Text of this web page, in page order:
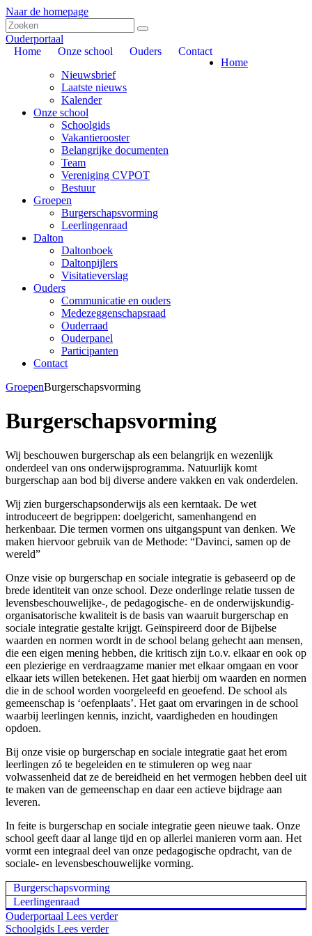
Naar de homepage
Ouderportaal
Home
Onze school Ouders
Contact
Home
Nieuwsbrief
Laatste nieuws
Kalender
Onze school
Schoolgids
Vakantierooster
Belangrijke documenten
Team
Vereniging CVPOT
Bestuur
Groepen
Burgerschapsvorming
Leerlingenraad
Dalton
Daltonboek
Daltonpijlers
Visitatieverslag
Ouders
Communicatie en ouders
Medezeggenschapsraad
Ouderraad
Ouderpanel
Participanten
Contact
GroepenBurgerschapsvorming
Burgerschapsvorming
Wij beschouwen burgerschap als een belangrijk en wezenlijk
onderdeel van ons onderwijsprogramma. Natuurlijk komt
burgerschap aan bod bij diverse andere vakken en vak onderdelen.
Wij zien burgerschapsonderwijs als een kerntaak. De wet
introduceert de begrippen: doelgericht, samenhangend en
herkenbaar. Die termen vormen ons uitgangspunt van denken. We
maken hiervoor gebruik van de Methode: “Davinci, samen op de
wereld”
Onze visie op burgerschap en sociale integratie is gebaseerd op de
brede identiteit van onze school. Deze onderlinge relatie tussen de
levensbeschouwelijke-, de pedagogische- en de onderwijskundig-
organisatorische kwaliteit is de basis van waaruit burgerschap en
sociale integratie gestalte krijgt. Geïnspireerd door de Bijbelse
waarden en normen wordt in de school belang gehecht aan mensen,
die een eigen mening hebben, die kritisch zijn t.o.v. elkaar en ook op
een plezierige en verdraagzame manier met elkaar omgaan en voor
elkaar iets willen betekenen. Het gaat hierbij om waarden en normen
die in de school worden voorgeleefd en geoefend. De school als
gemeenschap is ‘oefenplaats’. Het gaat om ervaringen in de school
waarbij leerlingen kennis, inzicht, vaardigheden en houdingen
opdoen.
Bij onze visie op burgerschap en sociale integratie gaat het erom
leerlingen zó te begeleiden en te stimuleren op weg naar
volwassenheid dat ze de bereidheid en het vermogen hebben deel uit
te maken van de gemeenschap en daar een actieve bijdrage aan
leveren.
In feite is burgerschap en sociale integratie geen nieuwe taak. Onze
school geeft daar al lange tijd en op allerlei manieren vorm aan. Het
vormt een integraal deel van onze pedagogische opdracht, van de
sociale- en levensbeschouwelijke vorming.
Burgerschapsvorming
Leerlingenraad
Ouderportaal Lees verder
Schoolgids Lees verder